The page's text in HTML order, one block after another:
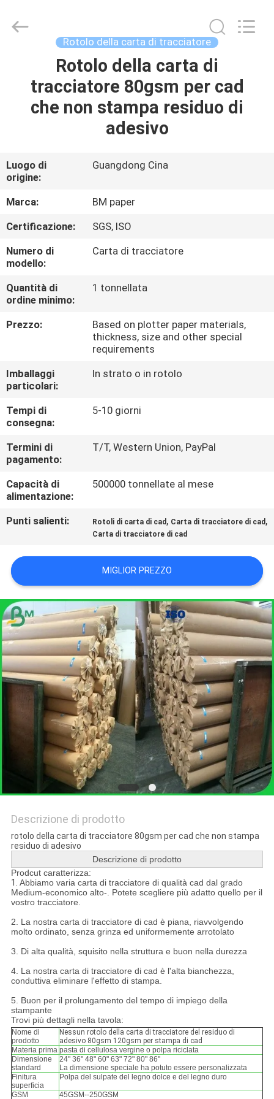
PRODOTTI
DI
NOI
VISITA
ALLA
FABBRICA
CONTROLLO
DELLA
CONTATTACI
NOTIZIE
CASI
MAPPA
DEL
POLITICA
SULLA
PRIVACY
GUANGZHOU
BMPAPER
Rotolo della carta di tracciatore
Rotolo della carta di
tracciatore 80gsm per cad
che non stampa residuo di
adesivo
Luogo di
origine:
Guangdong Cina
Marca:
BM paper
Certificazione:
SGS, ISO
Numero di
modello:
Carta di tracciatore
Quantità di
ordine minimo:
1 tonnellata
Prezzo:
Based on plotter paper materials,
thickness, size and other special
requirements
Imballaggi
particolari:
In strato o in rotolo
Tempi di
consegna:
5-10 giorni
Termini di
pagamento:
T/T, Western Union, PayPal
Capacità di
alimentazione:
500000 tonnellate al mese
Punti salienti: Rotoli di carta di cad , Carta di tracciatore di cad ,
Carta di tracciatore di cad
MIGLIOR PREZZO
Descrizione di prodotto
rotolo della carta di tracciatore 80gsm per cad che non stampa
residuo di adesivo
Descrizione di prodotto
Prodcut caratterizza:
1. Abbiamo varia carta di tracciatore di qualità cad dal grado
Medium-economico alto-. Potete scegliere più adatto quello per il
vostro tracciatore.
2. La nostra carta di tracciatore di cad è piana, riavvolgendo
molto ordinato, senza grinza ed uniformemente arrotolato
3. Di alta qualità, squisito nella struttura e buon nella durezza
4. La nostra carta di tracciatore di cad è l'alta bianchezza,
conduttiva eliminare l'effetto di stampa.
5. Buon per il prolungamento del tempo di impiego della
stampante
Trovi più dettagli nella tavola:
Nome di
prodotto
Nessun rotolo della carta di tracciatore del residuo di
adesivo 80gsm 120gsm per stampa di cad
Materia prima pasta di cellulosa vergine o polpa riciclata
Dimensione
standard
24" 36" 48" 60" 63" 72" 80" 86"
La dimensione speciale ha potuto essere personalizzata
Finitura
superficia
Polpa del sulpate del legno dolce e del legno duro
GSM 45GSM--250GSM